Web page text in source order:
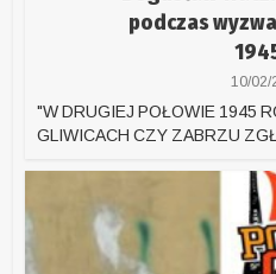
podczas
10/02/
"W DRUGIEJ POŁOWIE 1945
GLIWICACH CZY ZABRZU